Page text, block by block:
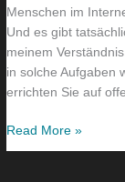
Menschen im
Und es gibt
meinem
in solche Aufgaben
errichten Sie auf
Read More »